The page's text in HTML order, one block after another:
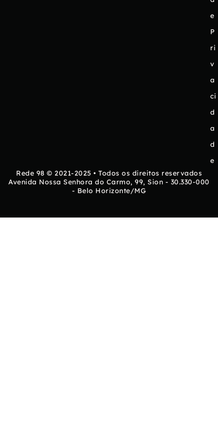
e
P
ri
v
a
ci
d
a
d
e
Rede 98 © 2021-2025 • Todos os direitos reservados
Avenida Nossa Senhora do Carmo, 99, Sion - 30.330-000
- Belo Horizonte/MG